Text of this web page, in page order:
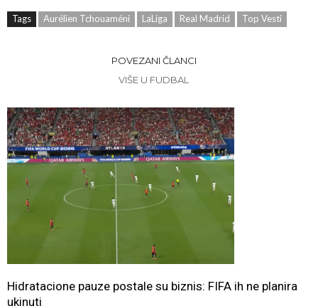
Tags Aurélien Tchouaméni LaLiga Real Madrid Top Vesti
POVEZANI ČLANCI
VIŠE U FUDBAL
Hidratacione pauze postale su biznis: FIFA ih ne planira
ukinuti